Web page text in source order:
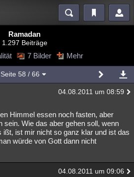
Blogs Videos
Mystery Kriminalfälle
Technologie Ufologie
Orte Esoterik Literatur
Ramadan
1.297 Beiträge
7 Bilder Mehr
Seite 58 / 66
04.08.2011 um 08:59
Himmel essen noch fasten, aber
sein. Wie das aber gehen soll, wenn
ißt, ist mir nicht so ganz klar und ist das
würde von Gott dann nicht
04.08.2011 um 09:06